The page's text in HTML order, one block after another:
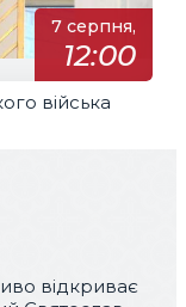
7 серпня,
12:00
війська
відкриває